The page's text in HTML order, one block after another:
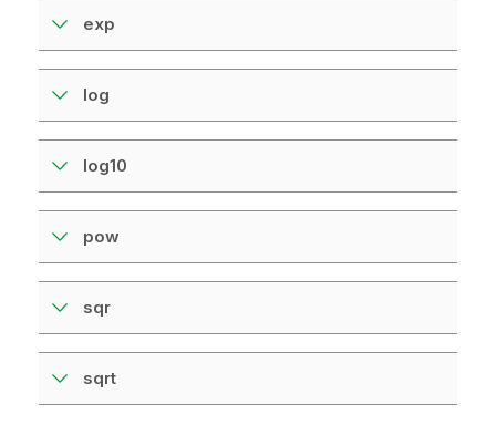
exp
log
log10
pow
sqr
sqrt